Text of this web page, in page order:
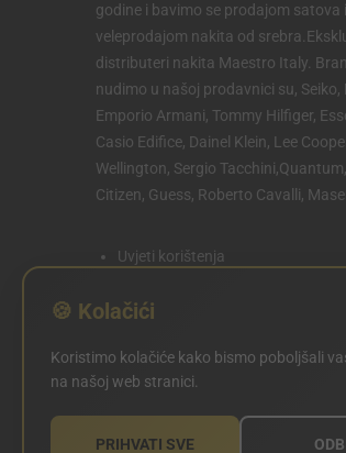
godine i bavimo se prodajom satova
veleprodajom nakita od
distributeri nakita Maestro Italy.
nudimo u našoj prodavnici su, Seiko,
Emporio Armani, Tommy Hilfiger,
Casio Edifice, Dainel Klein, Lee
Wellington, Sergio
Citizen, Guess, Roberto Cavalli,
Uvjeti korištenja
Politika kolačića
POSTAVKE KOLAČIĆA
🍪 Kolačići
Koristimo kolačiće kako bismo poboljšali
na našoj web stranici.
PRIHVATI SVE